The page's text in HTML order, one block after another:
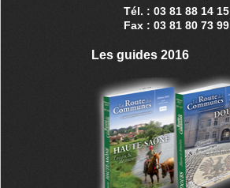
Tél. : 03 81 88 14 15
Fax : 03 81 80 73 99
Les guides 2016